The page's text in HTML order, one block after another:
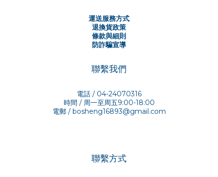
運送服務方式
退換貨政策
條款與細則
防詐騙宣導
聯繫我們
電話 / 04-24070316
時間 / 周一至周五9:00-18:00
電郵 / bosheng16893@gmail.com
聯繫方式